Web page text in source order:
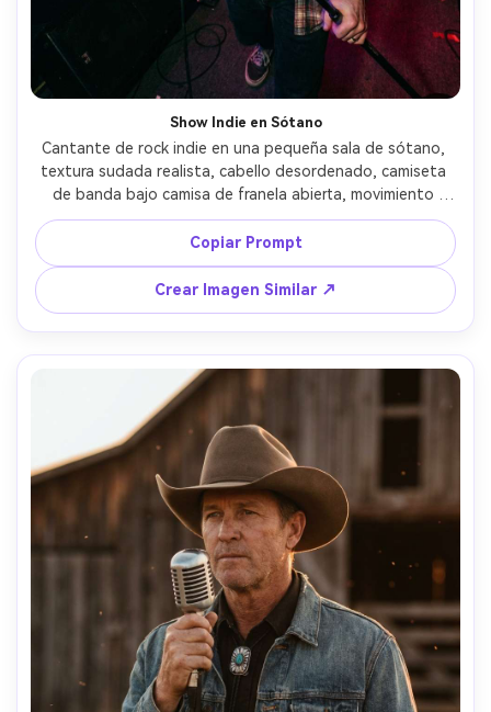
Show Indie en Sótano
Cantante de rock indie en una pequeña sala de sótano,
textura sudada realista, cabello desordenado, camiseta
de banda bajo camisa de franela abierta, movimiento
dinámico con el micrófono, luces LED de colores y
sombras duras, público cerca del escenario, tomada con
Sony A7III con lente 24mm, energía de gran angular, ligero
desenfoque de manos por movimiento, ojos nítidos,
estética cruda de concierto fotorrealista --ar 4:5
Copiar Prompt
Crear Imagen Similar ↗
Crea imágenes IA
ilimitadas. 100 %
gratis!
Empieza Gratis→